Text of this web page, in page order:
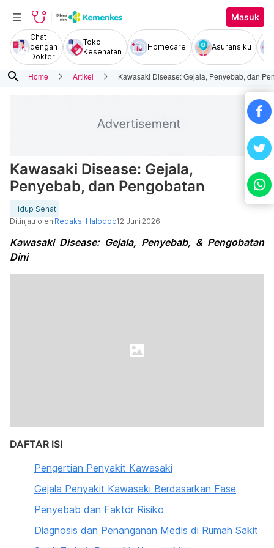
Masuk
Chat
dengan
Dokter
Toko
Kesehatan
Homecare Asuransiku
search Home Artikel Kawasaki Disease: Gejala, Penyebab, dan
Kawasaki Disease: Gejala,
Penyebab, dan Pengobatan
Hidup Sehat
Ditinjau oleh Redaksi Halodoc12 Juni 2026
Kawasaki Disease: Gejala, Penyebab, & Pengobatan
Dini
DAFTAR ISI
Pengertian Penyakit Kawasaki
Gejala Penyakit Kawasaki Berdasarkan Fase
Penyebab dan Faktor Risiko
Diagnosis dan Penanganan Medis di Rumah Sakit